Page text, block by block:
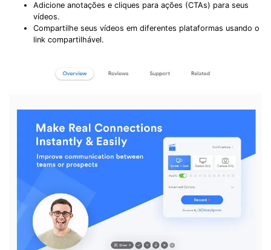
Adicione anotações e cliques para ações (CTAs) para seus
vídeos.
Compartilhe seus vídeos em diferentes plataformas usando o
link compartilhável.